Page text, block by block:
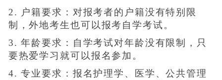
2. 户籍要求：对报考者的户籍没有特别限
制，外地考生也可以报考自学考试。
3. 年龄要求：自学考试对年龄没有限制，只
要热爱学习就可以报名参加。
4. 专业要求：报名护理学、医学、公共管理